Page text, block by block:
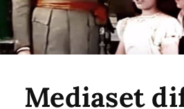
Mediaset